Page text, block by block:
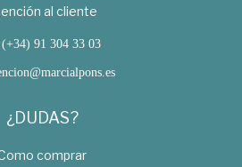
al cliente
(+34) 91 304 33 03
¿DUDAS?
comprar